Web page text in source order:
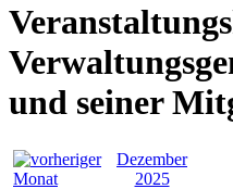
und seiner
Dezember
2025